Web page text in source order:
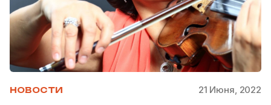
НОВОСТИ 21 Июня, 2022